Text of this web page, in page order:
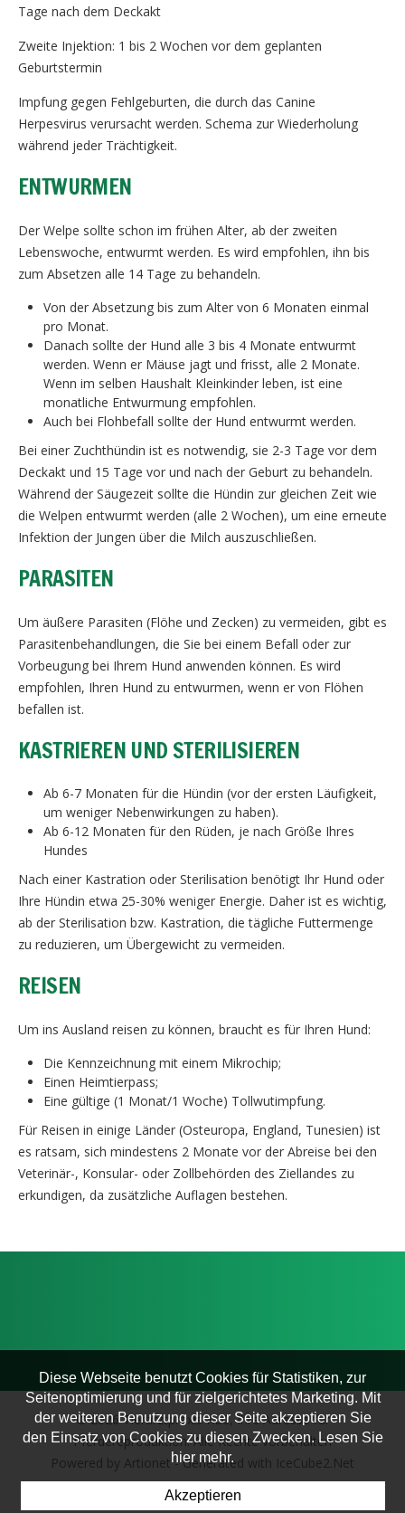
Tage nach dem Deckakt
Zweite Injektion: 1 bis 2 Wochen vor dem geplanten
Geburtstermin
Impfung gegen Fehlgeburten, die durch das Canine
Herpesvirus verursacht werden. Schema zur Wiederholung
während jeder Trächtigkeit.
ENTWURMEN
Der Welpe sollte schon im frühen Alter, ab der zweiten
Lebenswoche, entwurmt werden. Es wird empfohlen, ihn bis
zum Absetzen alle 14 Tage zu behandeln.
Von der Absetzung bis zum Alter von 6 Monaten einmal
pro Monat.
Danach sollte der Hund alle 3 bis 4 Monate entwurmt
werden. Wenn er Mäuse jagt und frisst, alle 2 Monate.
Wenn im selben Haushalt Kleinkinder leben, ist eine
monatliche Entwurmung empfohlen.
Auch bei Flohbefall sollte der Hund entwurmt werden.
Bei einer Zuchthündin ist es notwendig, sie 2-3 Tage vor dem
Deckakt und 15 Tage vor und nach der Geburt zu behandeln.
Während der Säugezeit sollte die Hündin zur gleichen Zeit wie
die Welpen entwurmt werden (alle 2 Wochen), um eine erneute
Infektion der Jungen über die Milch auszuschließen.
PARASITEN
Um äußere Parasiten (Flöhe und Zecken) zu vermeiden, gibt es
Parasitenbehandlungen, die Sie bei einem Befall oder zur
Vorbeugung bei Ihrem Hund anwenden können. Es wird
empfohlen, Ihren Hund zu entwurmen, wenn er von Flöhen
befallen ist.
KASTRIEREN UND STERILISIEREN
Ab 6-7 Monaten für die Hündin (vor der ersten Läufigkeit,
um weniger Nebenwirkungen zu haben).
Ab 6-12 Monaten für den Rüden, je nach Größe Ihres
Hundes
Nach einer Kastration oder Sterilisation benötigt Ihr Hund oder
Ihre Hündin etwa 25-30% weniger Energie. Daher ist es wichtig,
ab der Sterilisation bzw. Kastration, die tägliche Futtermenge
zu reduzieren, um Übergewicht zu vermeiden.
REISEN
Um ins Ausland reisen zu können, braucht es für Ihren Hund:
Die Kennzeichnung mit einem Mikrochip;
Einen Heimtierpass;
Eine gültige (1 Monat/1 Woche) Tollwutimpfung.
Für Reisen in einige Länder (Osteuropa, England, Tunesien) ist
es ratsam, sich mindestens 2 Monate vor der Abreise bei den
Veterinär-, Konsular- oder Zollbehörden des Ziellandes zu
erkundigen, da zusätzliche Auflagen bestehen.
© 2026 Tierarztpraxis KLC, Ihre Adresse für
Pferdereproduktion. Alle Rechte vorbehalten
Powered by Artionet-Generated with IceCube2.Net
Diese Webseite benutzt Cookies für Statistiken, zur
Seitenoptimierung und für zielgerichtetes Marketing. Mit
der weiteren Benutzung dieser Seite akzeptieren Sie
den Einsatz von Cookies zu diesen Zwecken. Lesen Sie
hier mehr.
Akzeptieren